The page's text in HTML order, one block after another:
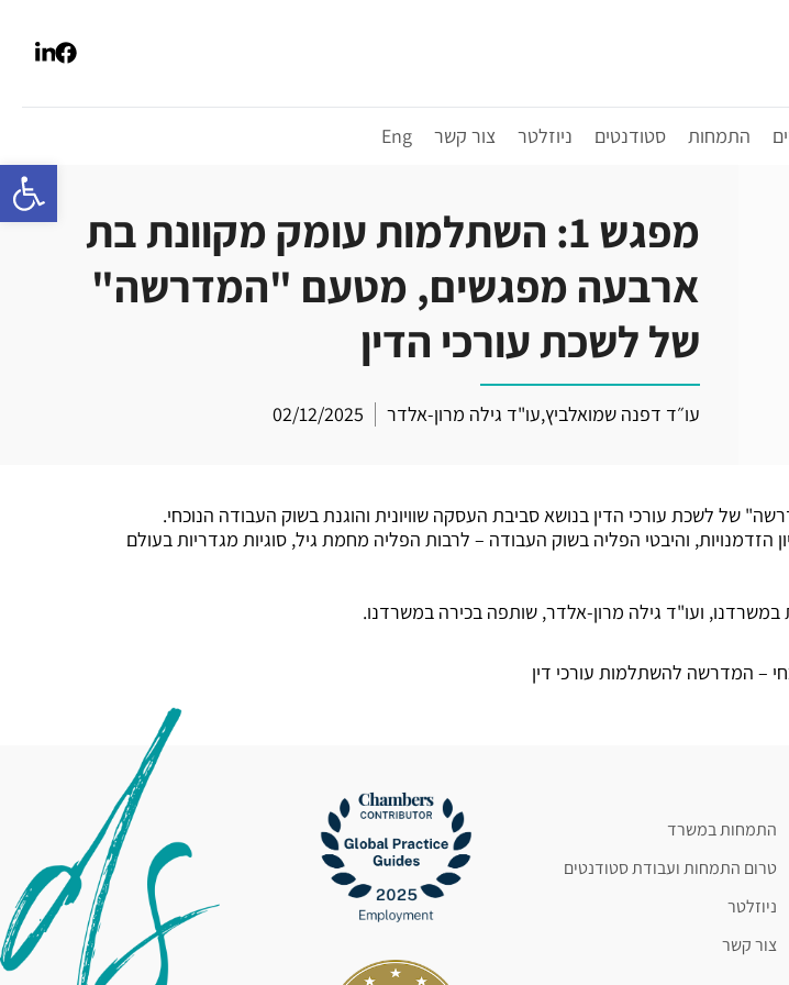
פתח
התמחות סטודנטים ניוזלטר צור קשר Eng
מפגש 1: השתלמות עומק מקוונת בת
ארבעה מפגשים, מטעם "המדרשה"
של לשכת עורכי הדין
עו״ד דפנה שמואלביץ,עו"ד גילה מרון-אלדר 02/12/2025
והיבטי הפליה בשוק העבודה – לרבות הפליה מחמת גיל, סוגיות מגדריות בעולם
ועו"ד גילה מרון-אלדר, שותפה בכירה במשרדנו.
– המדרשה להשתלמות עורכי דין
התמחות במשרד
טרום התמחות ועבודת סטודנטים
ניוזלטר
צור קשר